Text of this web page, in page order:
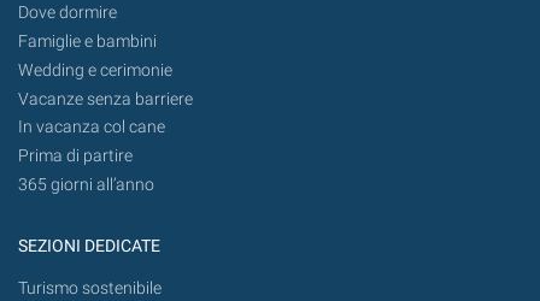
Dove dormire
Famiglie e bambini
Wedding e cerimonie
Vacanze senza barriere
In vacanza col cane
Prima di partire
365 giorni all’anno
SEZIONI DEDICATE
Turismo sostenibile